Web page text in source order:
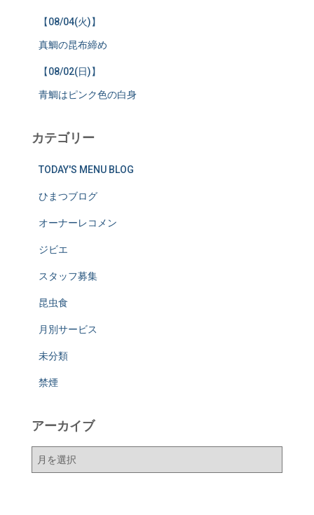
【08/04(火)】
真鯛の昆布締め
【08/02(日)】
青鯛はピンク色の白身
カテゴリー
TODAY'S MENU BLOG
ひまつブログ
オーナーレコメン
ジビエ
スタッフ募集
昆虫食
月別サービス
未分類
禁煙
アーカイブ
ア